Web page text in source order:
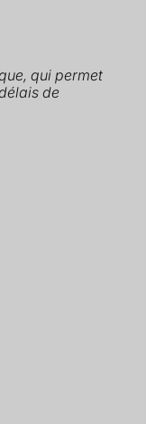
qui permet
de